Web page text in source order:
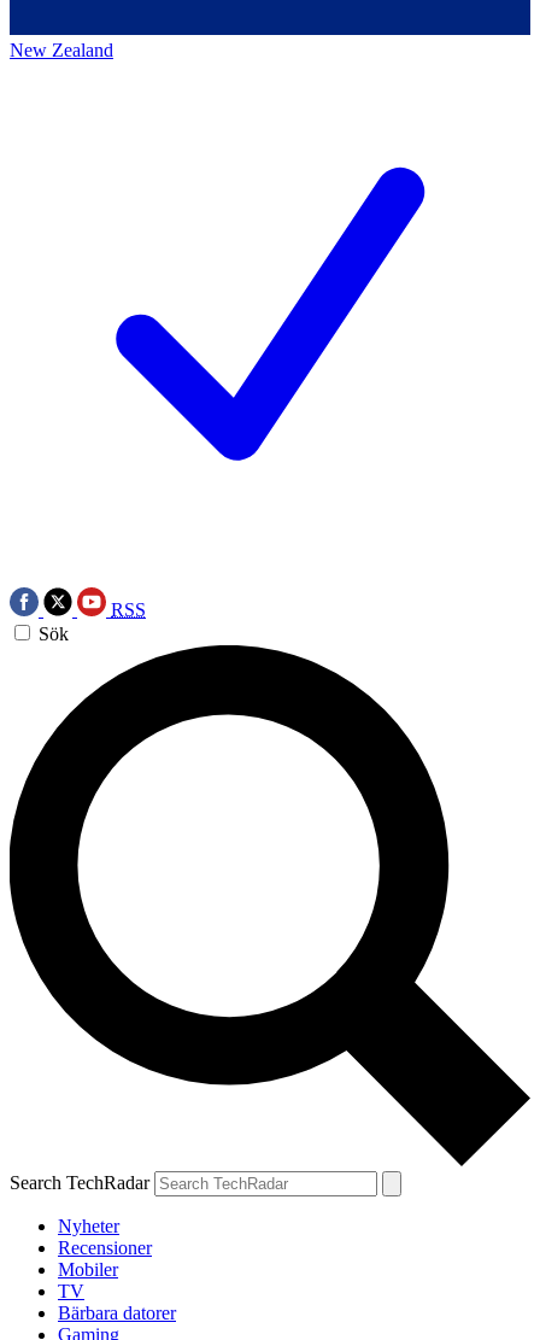
New Zealand
RSS
Sök
Search TechRadar
Nyheter
Recensioner
Mobiler
TV
Bärbara datorer
Gaming